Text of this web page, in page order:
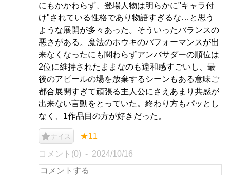
にもかかわらず、登場人物は明らかに"キャラ付
け"されている性格であり物語すぎるな…と思う
ような展開が多々あった。そういったバランスの
悪さがある。魔法のホウキのパフォーマンスが出
来なくなったにも関わらずアンバサダーの順位は
2位に維持されたままなのも違和感すごいし、最
後のアピールの場を放棄するシーンもある意味ご
都合展開すぎて頑張る主人公にさえあまり共感が
出来ない言動をとっていた。終わり方もパッとし
なく、1作品目の方が好きだった。
ナイス ★11
コメント(0) 2024/10/16